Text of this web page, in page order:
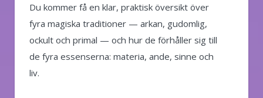
Du kommer få en klar, praktisk översikt över
fyra magiska traditioner — arkan, gudomlig,
ockult och primal — och hur de förhåller sig till
de fyra essenserna: materia, ande, sinne och
liv.